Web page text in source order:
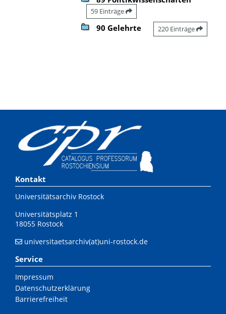
59 Einträge
90 Gelehrte 220 Einträge
Kontakt
Universitätsarchiv Rostock
Universitätsplatz 1
18055 Rostock
universitaetsarchiv(at)uni-rostock.de
Service
Impressum
Datenschutzerklärung
Barrierefreiheit